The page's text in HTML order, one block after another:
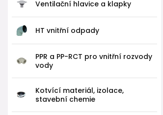
Ventilační hlavice a klapky
HT vnitřní odpady
PPR a PP-RCT pro vnitřní rozvody
vody
Kotvící materiál, izolace,
stavební chemie